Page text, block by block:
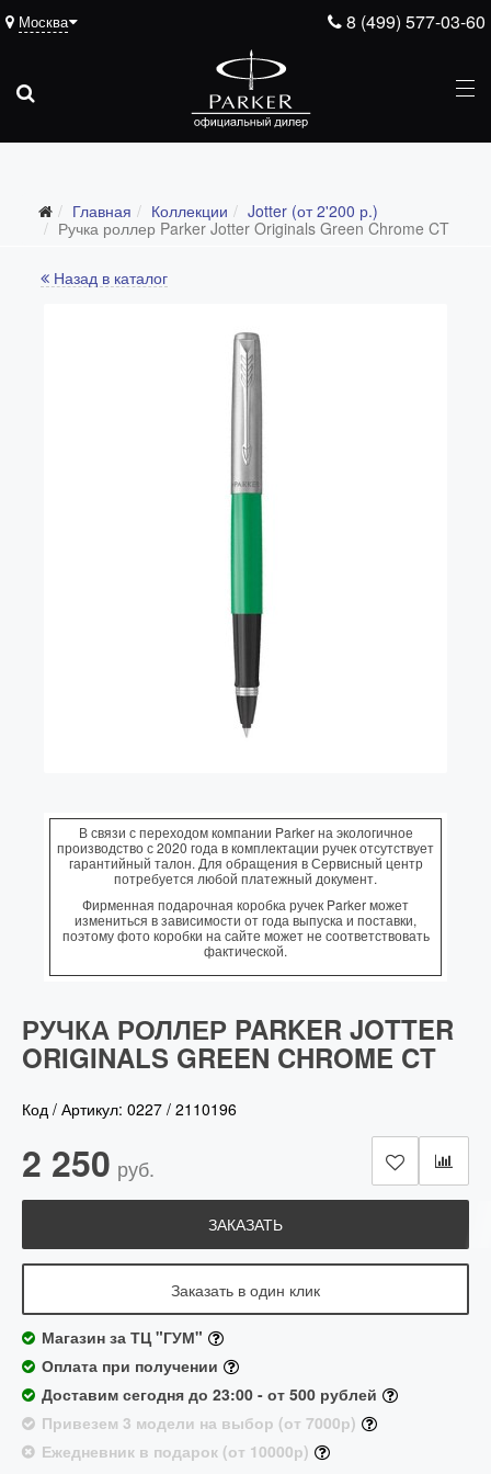
8 (499) 577-03-60
Москва
Главная Коллекции
Jotter (от 2'200 р.)
Ручка роллер Parker Jotter Originals Green Chrome CT
Назад в каталог
В связи с переходом компании Parker на экологичное
производство с 2020 года в комплектации ручек отсутствует
гарантийный талон. Для обращения в Сервисный центр
потребуется любой платежный документ.
Фирменная подарочная коробка ручек Parker может
измениться в зависимости от года выпуска и поставки,
поэтому фото коробки на сайте может не соответствовать
фактической.
РУЧКА РОЛЛЕР PARKER JOTTER
ORIGINALS GREEN CHROME CT
Код / Артикул: 0227 / 2110196
2 250 руб.
ЗАКАЗАТЬ
Заказать в один клик
Магазин за ТЦ "ГУМ"
Оплата при получении
Доставим сегодня до 23:00 - от 500 рублей
Привезем 3 модели на выбор (от 7000р)
Ежедневник в подарок (от 10000р)
Все коллекции
Sonnet (от 13'000 р.)
Parker 51 (от 14'600 р.)